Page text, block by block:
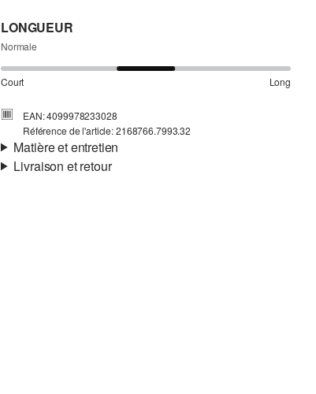
LONGUEUR
Normale
Court Long
EAN: 4099978233028
Référence de l'article: 2168766.7993.32
Matière et entretien
Livraison et retour